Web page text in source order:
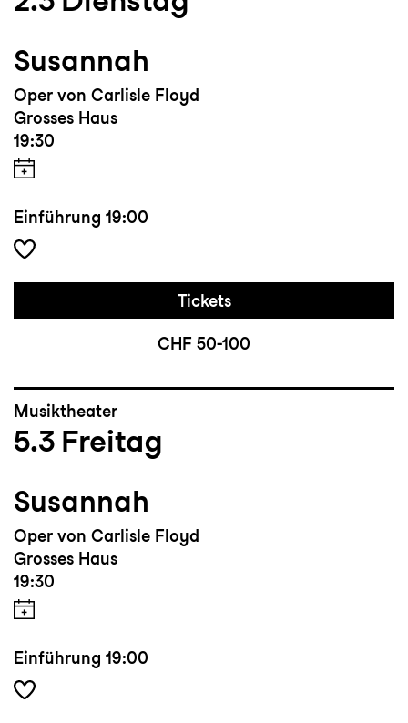
Susannah
Oper von Carlisle Floyd
Grosses Haus
19:30
Einführung 19:00
Tickets
CHF 50-100
Musiktheater
5.3 Freitag
Susannah
Oper von Carlisle Floyd
Grosses Haus
19:30
Einführung 19:00